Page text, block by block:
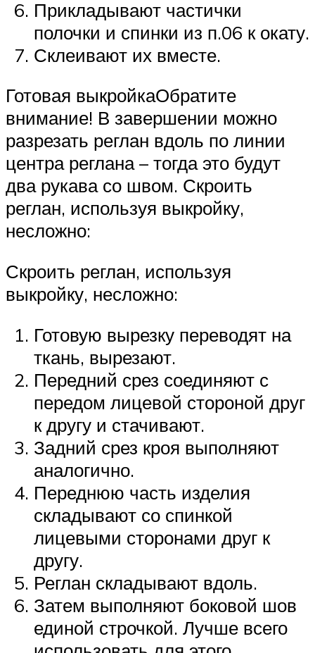
Прикладывают частички
полочки и спинки из п.06 к окату.
Склеивают их вместе.
Готовая выкройкаОбратите
внимание! В завершении можно
разрезать реглан вдоль по линии
центра реглана – тогда это будут
два рукава со швом. Скроить
реглан, используя выкройку,
несложно:
Скроить реглан, используя
выкройку, несложно:
Готовую вырезку переводят на
ткань, вырезают.
Передний срез соединяют с
передом лицевой стороной друг
к другу и стачивают.
Задний срез кроя выполняют
аналогично.
Переднюю часть изделия
складывают со спинкой
лицевыми сторонами друг к
другу.
Реглан складывают вдоль.
Затем выполняют боковой шов
единой строчкой. Лучше всего